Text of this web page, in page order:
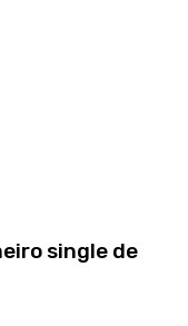
single de